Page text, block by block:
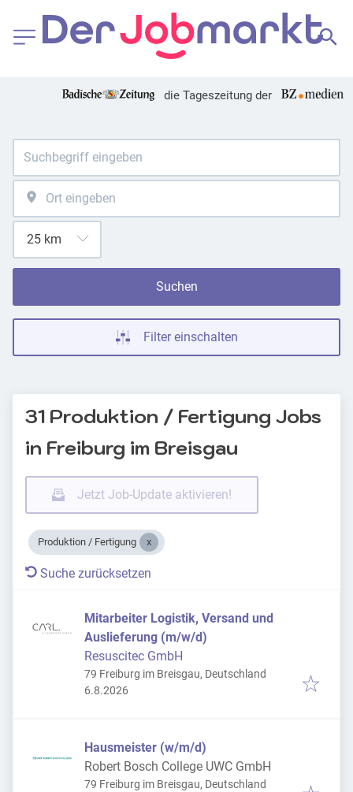
die Tageszeitung der
Suchen
Filter einschalten
31 Produktion / Fertigung Jobs
in Freiburg im Breisgau
Jetzt Job-Update aktivieren!
Produktion / Fertigung
Suche zurücksetzen
Mitarbeiter Logistik, Versand und
Auslieferung (m/w/d)
Resuscitec GmbH
79 Freiburg im Breisgau, Deutschland
Veröffentlicht
6.8.2026
Hausmeister (w/m/d)
Robert Bosch College UWC GmbH
79 Freiburg im Breisgau, Deutschland